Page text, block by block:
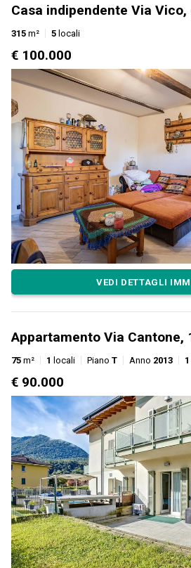
Casa indipendente Via Vico,
315 m² 5 locali
€ 100.000
VEDI DETTAGLI
Appartamento Via Cantone,
75 m² 1 locali Piano T Anno 2013 1
€ 90.000